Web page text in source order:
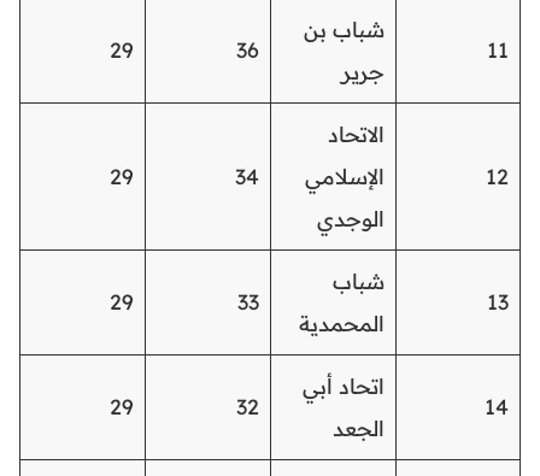
11
شباب بن
جرير
36
29
12
الاتحاد
الإسلامي
الوجدي
34
29
13
شباب
المحمدية
33
29
14
اتحاد أبي
الجعد
32
29